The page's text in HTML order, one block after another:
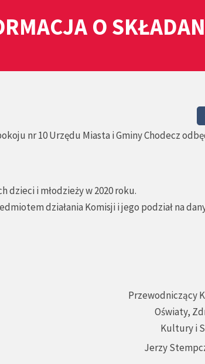
O
nr 10 Urzędu Miasta i Gminy Chodecz
dzieci i młodzieży w 2020 roku.
działania Komisji i jego podział na
Przewodniczący
Oświaty,
Kultury i
Jerzy